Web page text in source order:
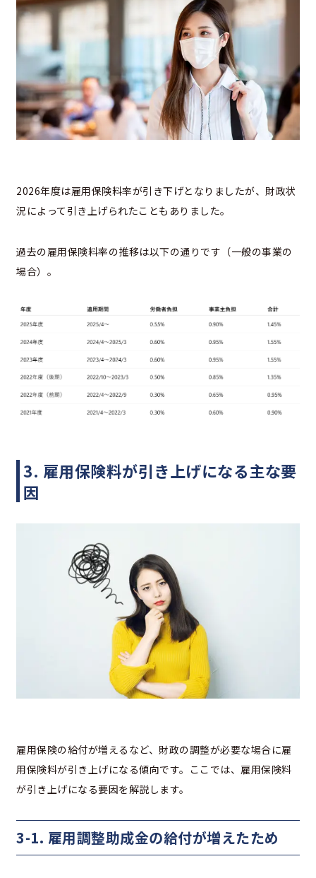
2026年度は雇用保険料率が引き下げとなりましたが、財政状
況によって引き上げられたこともありました。
過去の雇用保険料率の推移は以下の通りです（一般の事業の
場合）。
3. 雇用保険料が引き上げになる主な要
因
雇用保険の給付が増えるなど、財政の調整が必要な場合に雇
用保険料が引き上げになる傾向です。ここでは、雇用保険料
が引き上げになる要因を解説します。
3-1. 雇用調整助成金の給付が増えたため